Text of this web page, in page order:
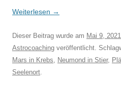
Weiterlesen →
Dieser Beitrag wurde am Mai 9, 2021
Astrocoaching veröffentlicht.
Mars in Krebs, Neumond in Stier,
Seelenort.